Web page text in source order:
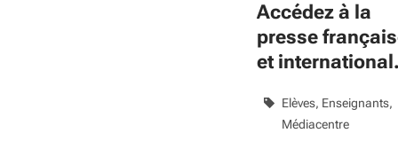
Accédez à la
presse
et
connecté
Elèves Enseignants
Médiacentre